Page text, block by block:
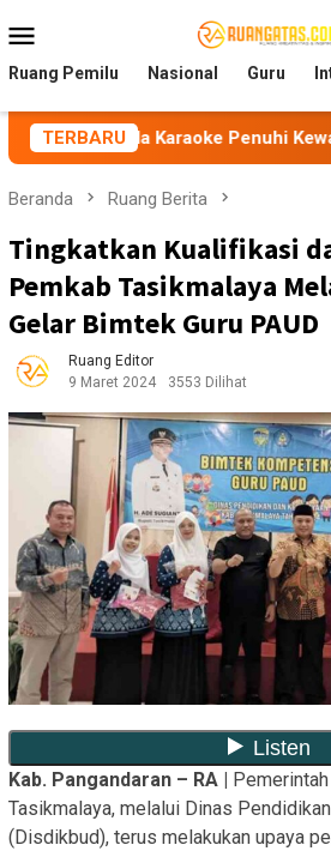
ke
kontenMobile
Ruang Pemilu Nasional Guru
TERBARU
Karaoke Penuhi Kewajiban PBG dan
Beranda Ruang Berita
Tingkatkan Kualifikasi
Pemkab Tasikmalaya
Gelar Bimtek Guru PAUD
Ruang Editor
9 Maret 2024
3553 Dilihat
Kab. Pangandaran – RA |
Tasikmalaya, melalui Dinas
(Disdikbud), terus melakukan upaya